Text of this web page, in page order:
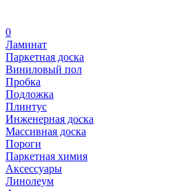
0
Ламинат
Паркетная доска
Виниловый пол
Пробка
Подложка
Плинтус
Инженерная доска
Массивная доска
Пороги
Паркетная химия
Аксессуары
Линолеум